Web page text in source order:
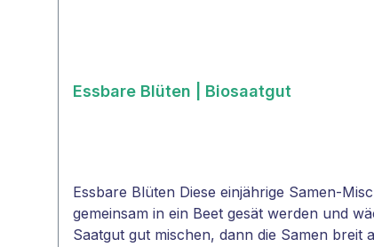
Essbare Blüten | Biosaatgut
Essbare Blüten Diese einjährige Samen-
gemeinsam in ein Beet gesät werden und
Saatgut gut mischen, dann die Samen breit